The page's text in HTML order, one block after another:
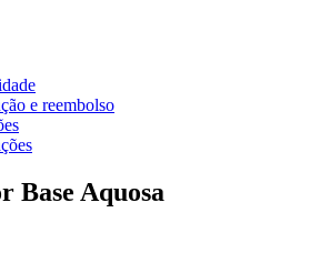
e reembolso
Base Aquosa